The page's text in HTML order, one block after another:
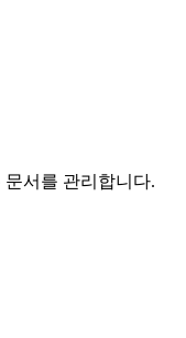
서를 관리합니다.